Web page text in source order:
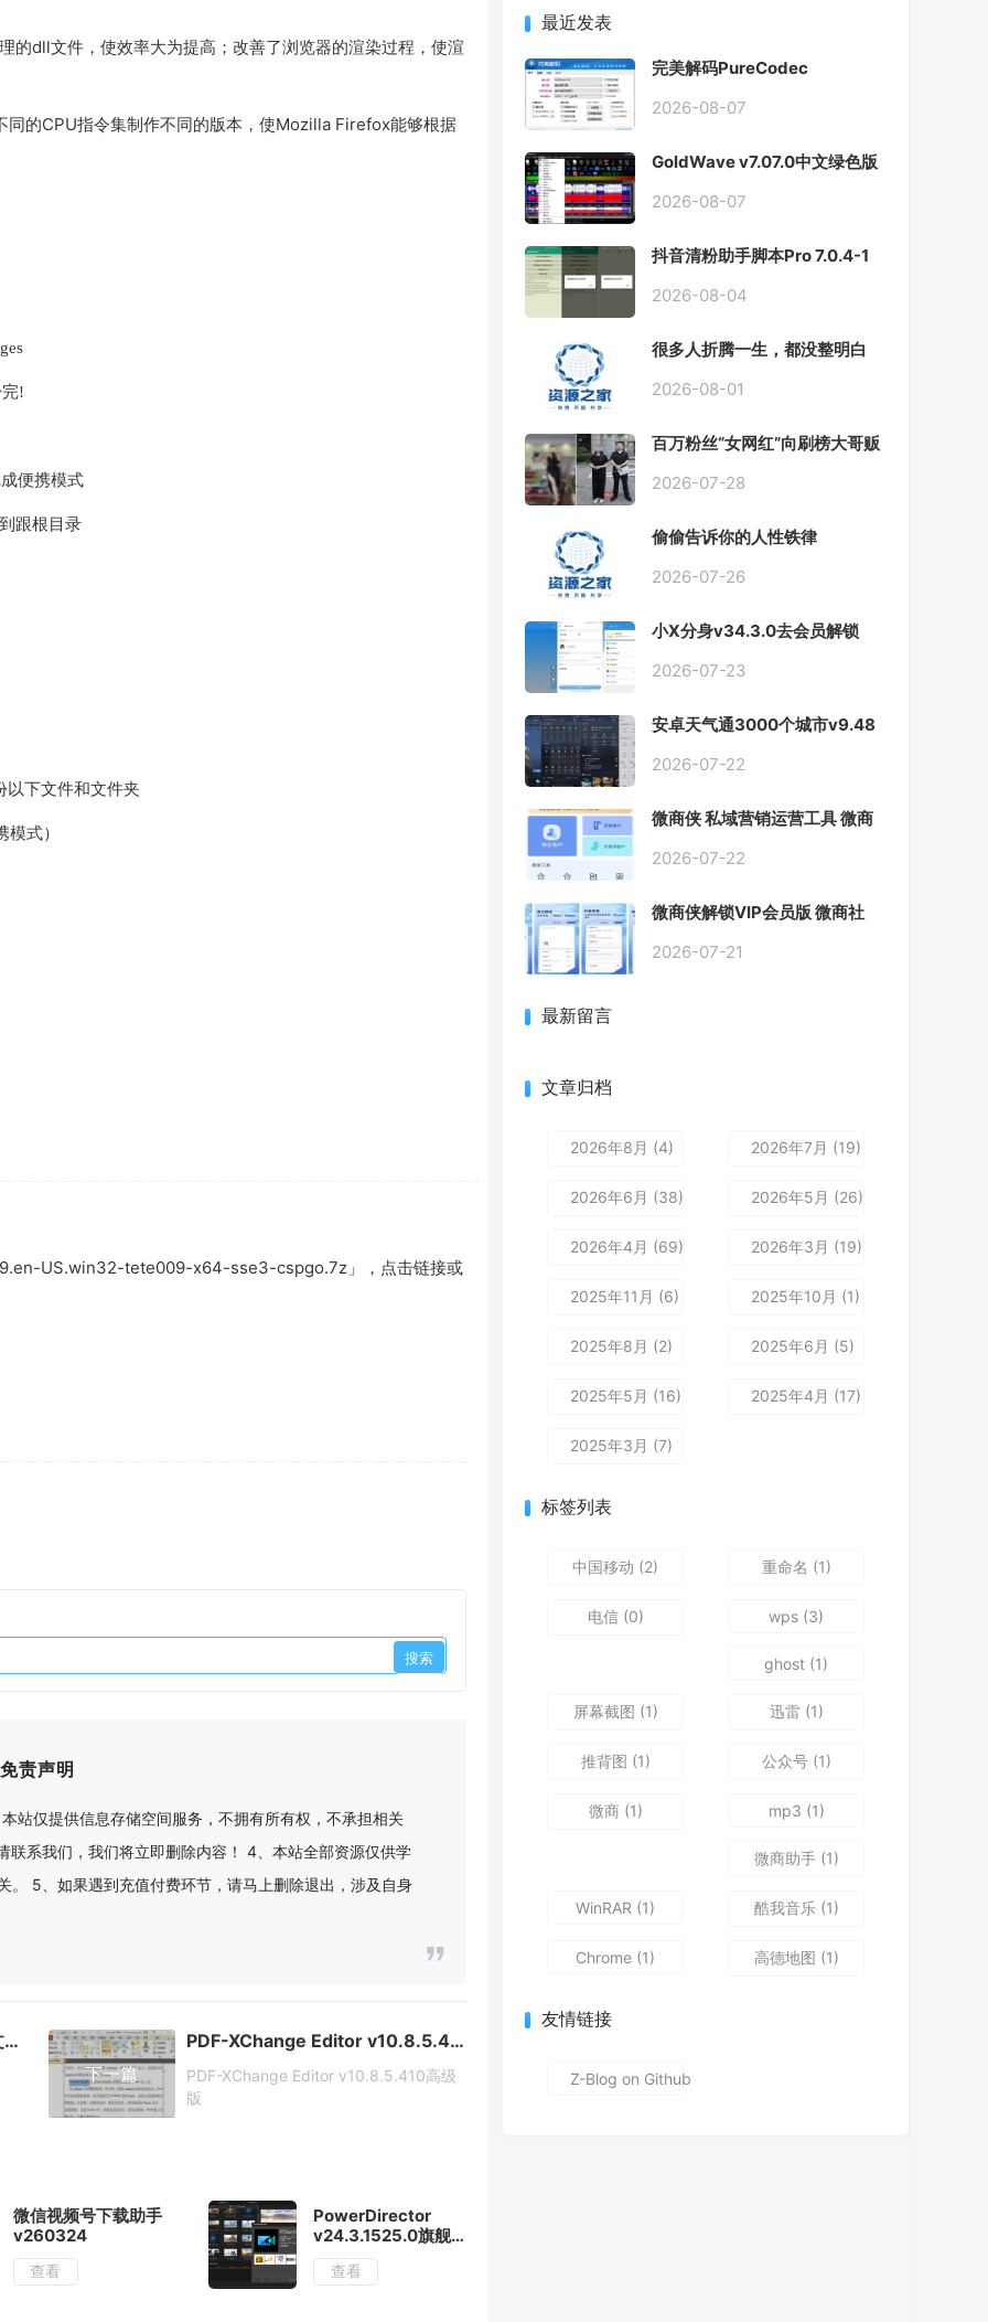
dll文件，使效率大为提高；改善了浏览器的渲染过程，使渲
的CPU指令集制作不同的版本，使Mozilla Firefox能够根据
完!
便携模式
跟根目录
下文件和文件夹
式）
US.win32-tete009-x64-sse3-cspgo.7z」，点击链接或
免责声明
站仅提供信息存储空间服务，不拥有所有权，不承担相关
系我们，我们将立即删除内容！ 4、本站全部资源仅供学
。 5、如果遇到充值付费环节，请马上删除退出，涉及自身
鲁大师v6.1026.4580.4110单文件版
下一篇
PDF-XChange Editor v10.8.5.410高级版
PDF-XChange Editor v10.8.5.410高级
版
微信视频号下载助手
v260324
查看
PowerDirector
v24.3.1525.0旗舰
版
查看
最近发表
完美解码PureCodec
2026-08-07
GoldWave v7.07.0中文绿色版
2026-08-07
抖音清粉助手脚本Pro 7.0.4-1
2026-08-04
很多人折腾一生，都没整明白
2026-08-01
百万粉丝“女网红”向刷榜大哥贩
识别原来是...
2026-07-28
偷偷告诉你的人性铁律
2026-07-26
小X分身v34.3.0去会员解锁
2026-07-23
安卓天气通3000个城市v9.48
2026-07-22
微商侠 私域营销运营工具 微商
2026-07-22
微商侠解锁VIP会员版 微商社
微信辅助工具
2026-07-21
最新留言
文章归档
2026年8月 (4) 2026年7月 (19)
2026年6月 (38) 2026年5月 (26)
2026年4月 (69) 2026年3月 (19)
2025年11月 (6) 2025年10月 (1)
2025年8月 (2) 2025年6月 (5)
2025年5月 (16) 2025年4月 (17)
2025年3月 (7)
标签列表
中国移动 (2) 重命名 (1)
电信(0) wps (3)
ghost (1)
屏幕截图 (1) 迅雷(1)
推背图 (1) 公众号(1)
微商 (1) mp3 (1)
微商助手(1)
WinRAR (1) 酷我音乐(1)
Chrome (1) 高德地图 (1)
友情链接
Z-Blog on Github